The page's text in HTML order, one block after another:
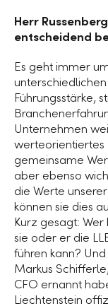
Herr
entscheidend
Es geht immer
Führungsstärke,
Unternehmen
werteorientiertes
gemeinsame
aber ebenso
die Werte
können sie dies
Kurz gesagt:
sie oder er die
führen kann?
Markus
CFO ernannt
Liechtenstein